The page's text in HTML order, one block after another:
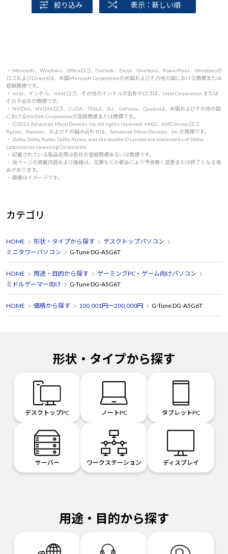
絞り込み 表示：新しい順
・ Microsoft、Windows、Officeロゴ、Outlook、Excel、OneNote、PowerPoint、Windowsの
ロゴおよびDirectXは、米国Microsoft Corporationの米国およびその他の国における商標または
登録商標です。
・ Intel、インテル、Intel ロゴ、その他のインテルの名称やロゴは、Intel Corporation または
その子会社の商標です。
・ NVIDIA、NVIDIAロゴ、CUDA、TESLA、SLI、GeForce、Quadroは、米国およびその他の国
におけるNVIDIA Corporationの登録商標または商標です。
・ 🄫2021 Advanced Micro Devices, Inc. All rights reserved. AMD、AMD Arrowロゴ、
Ryzen、Radeon、およびその組み合わせは、Advanced Micro Devices、Inc.の商標です。
・ Dolby, Dolby Audio, Dolby Atmos, and the double-D symbol are trademarks of Dolby
Laboratories Licensing Corporation.
・ 記載されている製品名等は各社の登録商標あるいは商標です。
・ 当ページの掲載内容および価格は、在庫などの都合により予告無く変更または終了となる場
合があります。
・ 画像はイメージです。
カテゴリ
HOME 形状・タイプから探す
デスクトップパソコン
ミニタワーパソコン
G-Tune DG-A5G6T
HOME 用途・目的から探す
ゲーミングPC・ゲーム向けパソコン
ミドルゲーマー向け
G-Tune DG-A5G6T
HOME 価格から探す 100,001円～200,000円 G-Tune DG-A5G6T
形状・タイプから探す
デスクトップPC ノートPC タブレットPC
サーバー ワークステーション ディスプレイ
用途・目的から探す